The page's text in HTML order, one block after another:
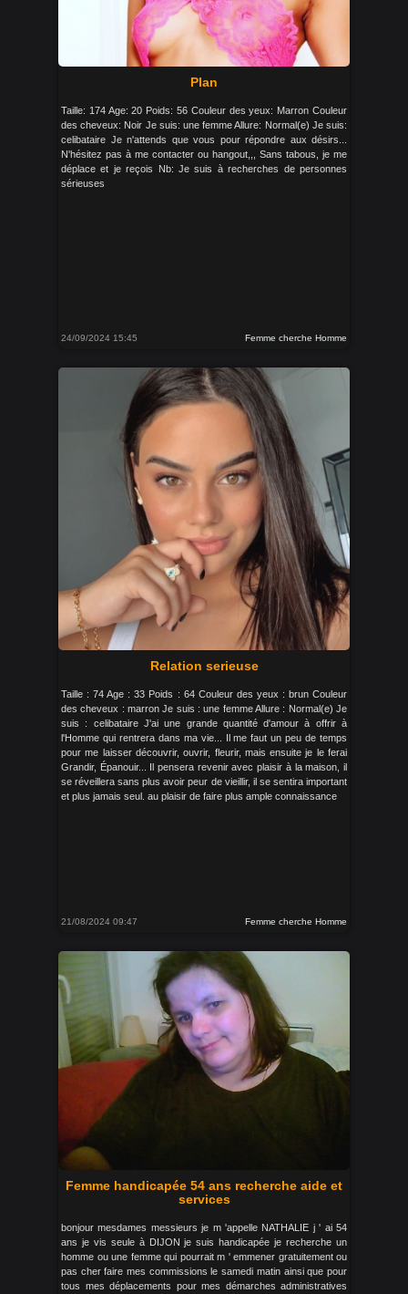
Plan
Taille: 174 Age: 20 Poids: 56 Couleur des yeux: Marron Couleur
des cheveux: Noir Je suis: une femme Allure: Normal(e) Je suis:
celibataire Je n'attends que vous pour répondre aux désirs...
N'hésitez pas à me contacter ou hangout,,, Sans tabous, je me
déplace et je reçois Nb: Je suis à recherches de personnes
sérieuses
24/09/2024 15:45 Femme cherche Homme
Relation serieuse
Taille : 74 Age : 33 Poids : 64 Couleur des yeux : brun Couleur
des cheveux : marron Je suis : une femme Allure : Normal(e) Je
suis : celibataire J'ai une grande quantité d'amour à offrir à
l'Homme qui rentrera dans ma vie... Il me faut un peu de temps
pour me laisser découvrir, ouvrir, fleurir, mais ensuite je le ferai
Grandir, Épanouir... Il pensera revenir avec plaisir à la maison, il
se réveillera sans plus avoir peur de vieillir, il se sentira important
et plus jamais seul. au plaisir de faire plus ample connaissance
21/08/2024 09:47 Femme cherche Homme
Femme handicapée 54 ans recherche aide et
services
bonjour mesdames messieurs je m 'appelle NATHALIE j ' ai 54
ans je vis seule à DIJON je suis handicapée je recherche un
homme ou une femme qui pourrait m ' emmener gratuitement ou
pas cher faire mes commissions le samedi matin ainsi que pour
tous mes déplacements pour mes démarches administratives